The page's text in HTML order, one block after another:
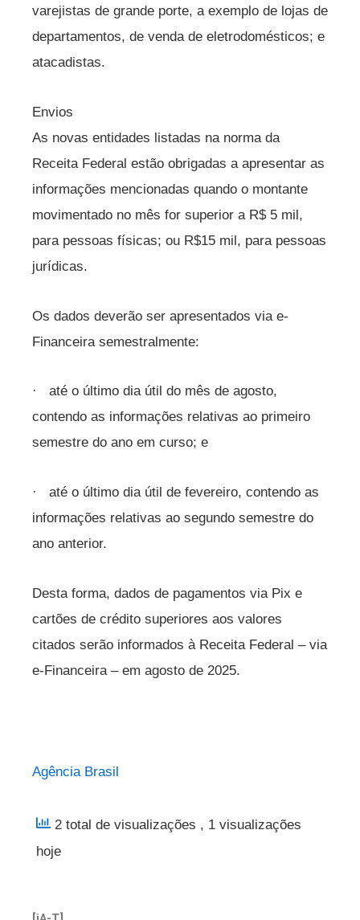
varejistas de grande porte, a exemplo de lojas de
departamentos, de venda de eletrodomésticos; e
atacadistas.
Envios
As novas entidades listadas na norma da
Receita Federal estão obrigadas a apresentar as
informações mencionadas quando o montante
movimentado no mês for superior a R$ 5 mil,
para pessoas físicas; ou R$15 mil, para pessoas
jurídicas.
Os dados deverão ser apresentados via e-
Financeira semestralmente:
· até o último dia útil do mês de agosto,
contendo as informações relativas ao primeiro
semestre do ano em curso; e
· até o último dia útil de fevereiro, contendo as
informações relativas ao segundo semestre do
ano anterior.
Desta forma, dados de pagamentos via Pix e
cartões de crédito superiores aos valores
citados serão informados à Receita Federal – via
e-Financeira – em agosto de 2025.
Agência Brasil
2 total de visualizações , 1 visualizações
hoje